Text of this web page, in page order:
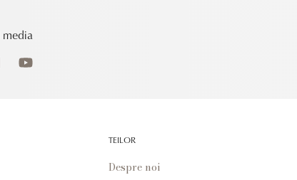
media
TEILOR
Despre noi